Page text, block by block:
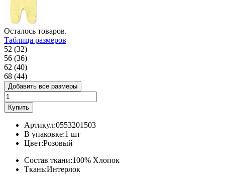
Осталось товаров.
Таблица размеров
52 (32)
56 (36)
62 (40)
68 (44)
Добавить все размеры
Купить
Артикул:0553201503
В упаковке:1 шт
Цвет:Розовый
Состав ткани:100% Хлопок
Ткань:Интерлок